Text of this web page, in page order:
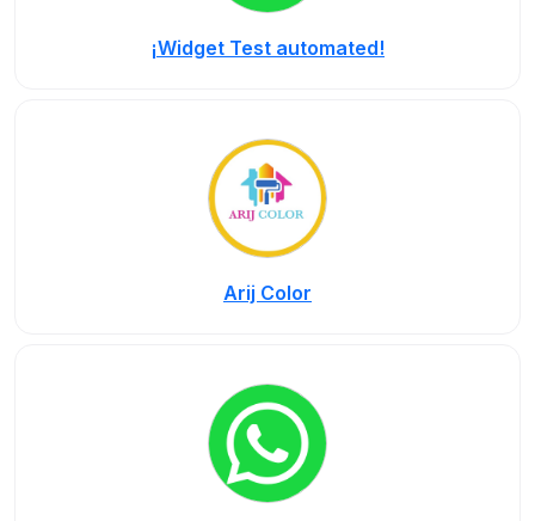
¡Widget Test automated!
Arij Color